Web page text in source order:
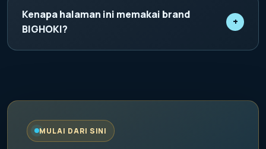
satu kontrol digital, sehingga pengguna bisa
memantau status rumah dan mengatur skenario
otomatis dari smartphone.
Kenapa halaman ini memakai brand
BIGHOKI?
+
modern.
MULAI DARI SINI